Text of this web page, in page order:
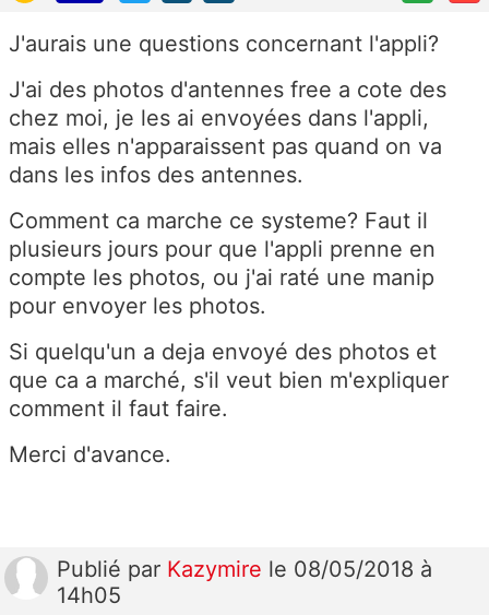
J'aurais une questions concernant l'appli?
J'ai des photos d'antennes free a cote des
chez moi, je les ai envoyées dans l'appli,
mais elles n'apparaissent pas quand on va
dans les infos des antennes.
Comment ca marche ce systeme? Faut il
plusieurs jours pour que l'appli prenne en
compte les photos, ou j'ai raté une manip
pour envoyer les photos.
Si quelqu'un a deja envoyé des photos et
que ca a marché, s'il veut bien m'expliquer
comment il faut faire.
Merci d'avance.
Publié par Kazymire le 08/05/2018 à
14h05